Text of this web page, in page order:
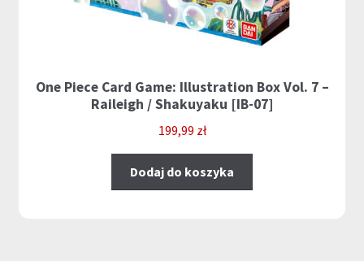
One Piece Card Game: Illustration Box Vol. 7 –
Raileigh / Shakuyaku [IB-07]
199,99 zł
Dodaj do koszyka